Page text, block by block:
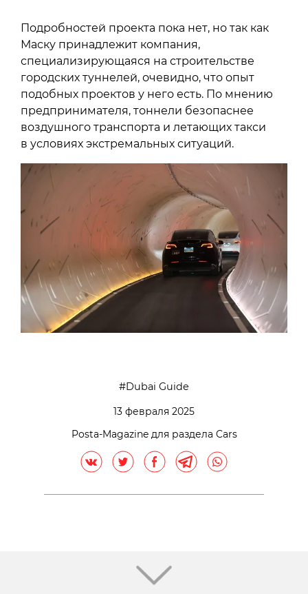
Подробностей проекта пока нет, но так как
Маску принадлежит компания,
специализирующаяся на строительстве
городских туннелей, очевидно, что опыт
подобных проектов у него есть. По мнению
предпринимателя, тоннели безопаснее
воздушного транспорта и летающих такси
в условиях экстремальных ситуаций.
Dubai Guide
13 февраля 2025
Posta-Magazine для раздела Cars